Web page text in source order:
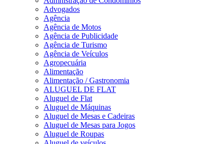
Advogados
Agência
Agência de Motos
Agência de Publicidade
Agência de Turismo
Agência de Veículos
Agropecuária
Alimentação
Alimentação / Gastronomia
ALUGUEL DE FLAT
Aluguel de Flat
Aluguel de Máquinas
Aluguel de Mesas e Cadeiras
Aluguel de Mesas para Jogos
Aluguel de Roupas